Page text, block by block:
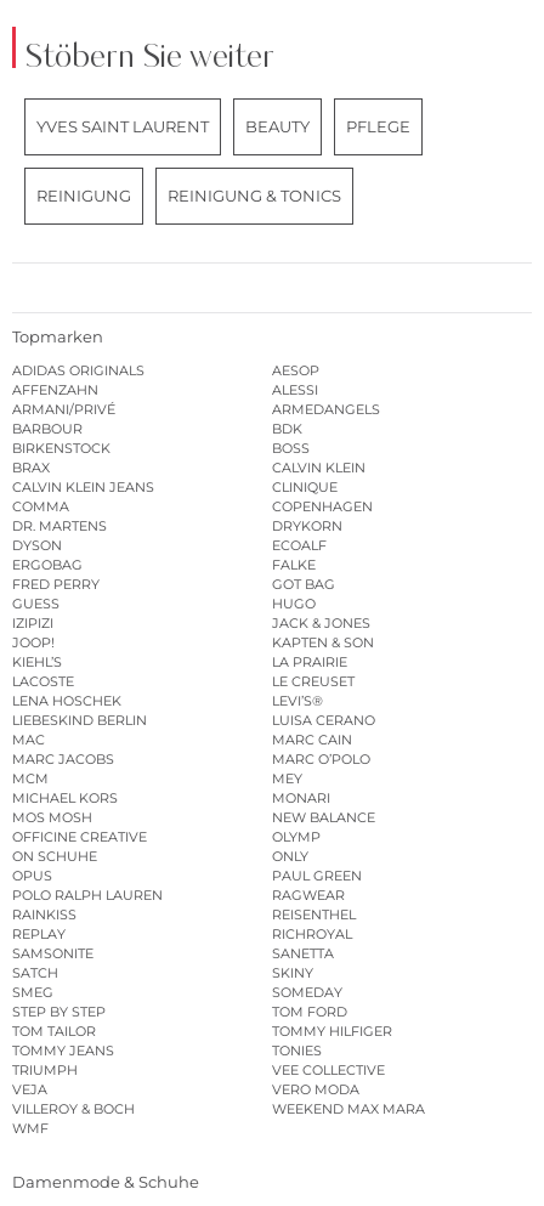
Stöbern Sie weiter
YVES SAINT LAURENT BEAUTY PFLEGE
REINIGUNG REINIGUNG & TONICS
Topmarken
ADIDAS ORIGINALS
AESOP
AFFENZAHN
ALESSI
ARMANI/PRIVÉ
ARMEDANGELS
BARBOUR
BDK
BIRKENSTOCK
BOSS
BRAX
CALVIN KLEIN
CALVIN KLEIN JEANS
CLINIQUE
COMMA
COPENHAGEN
DR. MARTENS
DRYKORN
DYSON
ECOALF
ERGOBAG
FALKE
FRED PERRY
GOT BAG
GUESS
HUGO
IZIPIZI
JACK & JONES
JOOP!
KAPTEN & SON
KIEHL’S
LA PRAIRIE
LACOSTE
LE CREUSET
LENA HOSCHEK
LEVI’S®
LIEBESKIND BERLIN
LUISA CERANO
MAC
MARC CAIN
MARC JACOBS
MARC O’POLO
MCM
MEY
MICHAEL KORS
MONARI
MOS MOSH
NEW BALANCE
OFFICINE CREATIVE
OLYMP
ON SCHUHE
ONLY
OPUS
PAUL GREEN
POLO RALPH LAUREN
RAGWEAR
RAINKISS
REISENTHEL
REPLAY
RICHROYAL
SAMSONITE
SANETTA
SATCH
SKINY
SMEG
SOMEDAY
STEP BY STEP
TOM FORD
TOM TAILOR
TOMMY HILFIGER
TOMMY JEANS
TONIES
TRIUMPH
VEE COLLECTIVE
VEJA
VERO MODA
VILLEROY & BOCH
WEEKEND MAX MARA
WMF
Damenmode & Schuhe